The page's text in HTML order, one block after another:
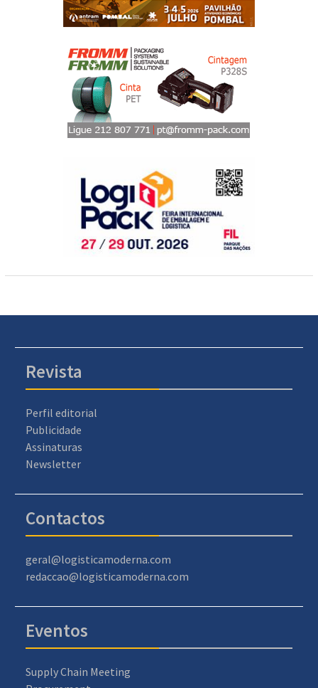
Revista
Perfil editorial
Publicidade
Assinaturas
Newsletter
Contactos
geral@logisticamoderna.com
redaccao@logisticamoderna.com
Eventos
Supply Chain Meeting